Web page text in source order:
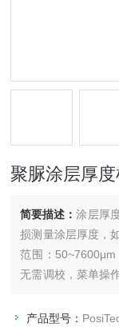
聚脲涂层厚
简要描述：涂层厚
损测量涂层厚度，
范围：
无需调校，菜单操
显示屏耐划伤/溶
产品型号：